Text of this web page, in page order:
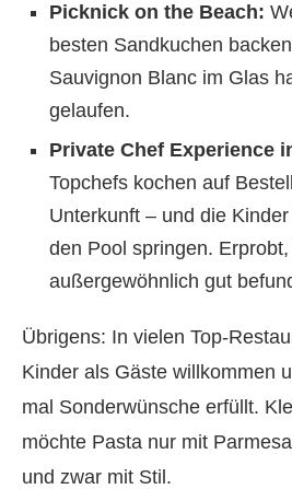
Picknick on the Beach:
besten Sandkuchen
Sauvignon Blanc im Glas
gelaufen.
Private Chef Experience
Topchefs kochen auf
Unterkunft – und die
den Pool springen.
außergewöhnlich gut
Übrigens: In vielen Top-
Kinder als Gäste willkommen
mal Sonderwünsche erfüllt.
möchte Pasta nur mit
und zwar mit Stil.